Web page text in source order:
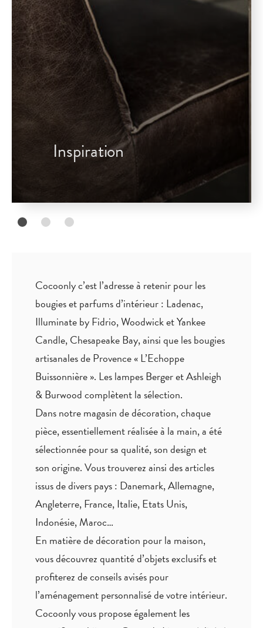
Inspiration
Cocoonly c’est l’adresse à retenir pour les
bougies et parfums d’intérieur : Ladenac,
Illuminate by Fidrio, Woodwick et Yankee
Candle, Chesapeake Bay, ainsi que les bougies
artisanales de Provence « L’Echoppe
Buissonnière ». Les lampes Berger et Ashleigh
& Burwood complètent la sélection.
Dans notre magasin de décoration, chaque
pièce,essentiellement réalisée à la main, a été
sélectionnée pour sa qualité, son design et
son origine. Vous trouverez ainsi des articles
issus de divers pays : Danemark, Allemagne,
Angleterre, France, Italie, Etats Unis,
Indonésie, Maroc…
En matière de décoration pour la maison,
vous découvrez quantitéd’objets exclusifset
profiterez deconseils aviséspour
l’aménagement personnalisé de votre intérieur.
Cocoonly vous propose également les